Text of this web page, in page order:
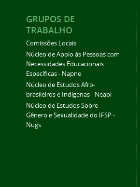
GRUPOS DE
TRABALHO
Comissões Locais
Núcleo de Apoio às Pessoas com
Necessidades Educacionais
Específicas - Napne
Núcleo de Estudos Afro-
brasileiros e Indígenas - Neabi
Núcleo de Estudos Sobre
Gênero e Sexualidade do IFSP -
Nugs